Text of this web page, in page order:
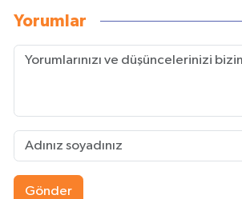
Yorumlar
Gönder